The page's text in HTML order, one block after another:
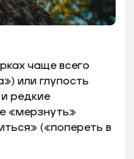
чаще всего
или глупость
редкие
«мерзнуть»
(«попереть в